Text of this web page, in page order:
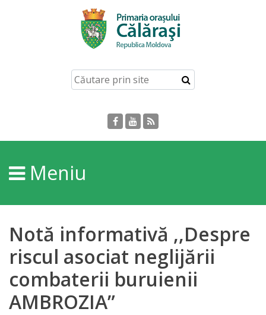
Despre
Orașului
Personalități
Regulamente
Orașe
înfrățite
Meniu
Notă informativă ,,Despre
riscul asociat neglijării
combaterii buruienii
AMBROZIA”